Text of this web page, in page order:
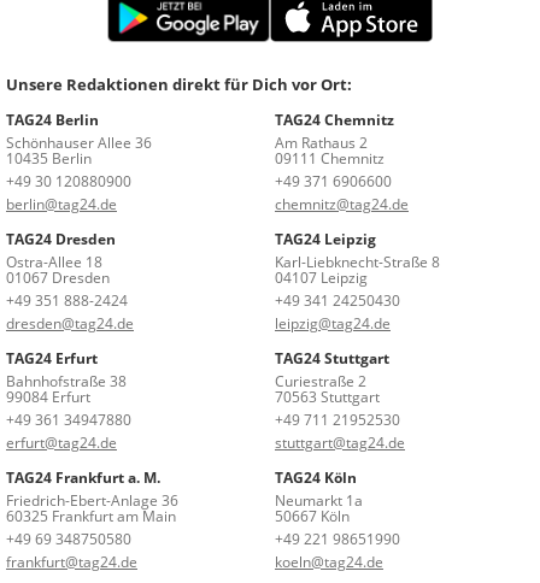
Unsere Redaktionen direkt für Dich vor Ort:
TAG24 Berlin
Schönhauser Allee 36
10435 Berlin
+49 30 120880900
berlin@tag24.de
TAG24 Chemnitz
Am Rathaus 2
09111 Chemnitz
+49 371 6906600
chemnitz@tag24.de
TAG24 Dresden
Ostra-Allee 18
01067 Dresden
+49 351 888-2424
dresden@tag24.de
TAG24 Leipzig
Karl-Liebknecht-Straße 8
04107 Leipzig
+49 341 24250430
leipzig@tag24.de
TAG24 Erfurt
Bahnhofstraße 38
99084 Erfurt
+49 361 34947880
erfurt@tag24.de
TAG24 Stuttgart
Curiestraße 2
70563 Stuttgart
+49 711 21952530
stuttgart@tag24.de
TAG24 Frankfurt a. M.
Friedrich-Ebert-Anlage 36
60325 Frankfurt am Main
+49 69 348750580
frankfurt@tag24.de
TAG24 Köln
Neumarkt 1a
50667 Köln
+49 221 98651990
koeln@tag24.de